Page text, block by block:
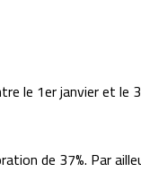
le 1er janvier et
de 37%. Par